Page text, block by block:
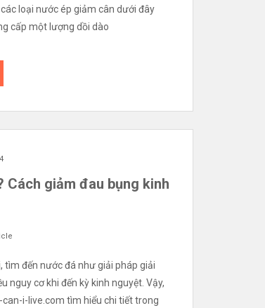
loại nước ép giảm cân dưới đây
cấp một lượng dồi dào
giảm đau bụng kinh
tìm đến nước đá như giải pháp giải
nguy cơ khi đến kỳ kinh nguyệt. Vậy,
i-live.com tìm hiểu chi tiết trong